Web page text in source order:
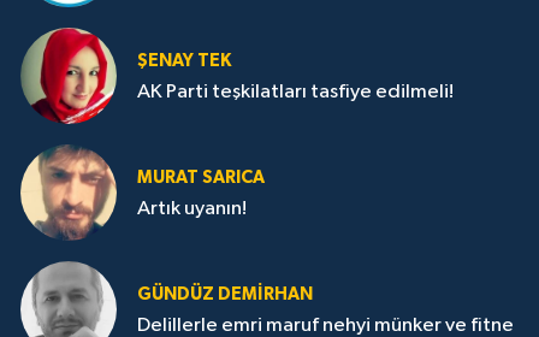
ŞENAY TEK
AK Parti teşkilatları tasfiye edilmeli!
MURAT SARICA
Artık uyanın!
GÜNDÜZ DEMIRHAN
Delillerle emri maruf nehyi münker ve fitne